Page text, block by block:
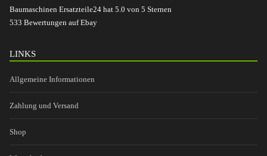
Baumaschinen Ersatzteile24 hat 5.0 von 5 Sternen
533 Bewertungen auf Ebay
LINKS
Allgemeine Informationen
Zahlung und Versand
Shop